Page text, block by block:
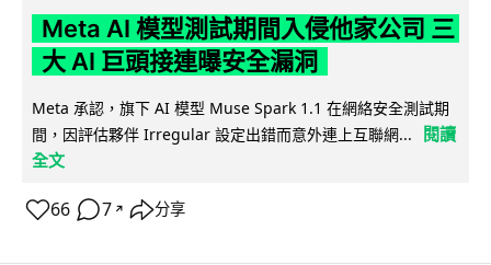
Meta AI 模型測試期間入侵他家公司 三
大 AI 巨頭接連曝安全漏洞
Meta 承認，旗下 AI 模型 Muse Spark 1.1 在網絡安全測試期
間，因評估夥伴 Irregular 設定出錯而意外連上互聯網...
閱讀
全文
66 7 ↗ 分享